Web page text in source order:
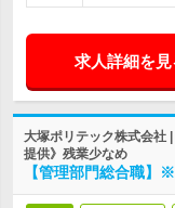
求人詳細を見
大塚ポリテック株式会社
提供》残業少なめ
【管理部門総合職